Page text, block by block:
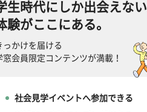
生時代にしか出会えない
験がここにある。
っかけを届ける
窓会員限定コンテンツが満載！
社会見学イベントへ参加できる